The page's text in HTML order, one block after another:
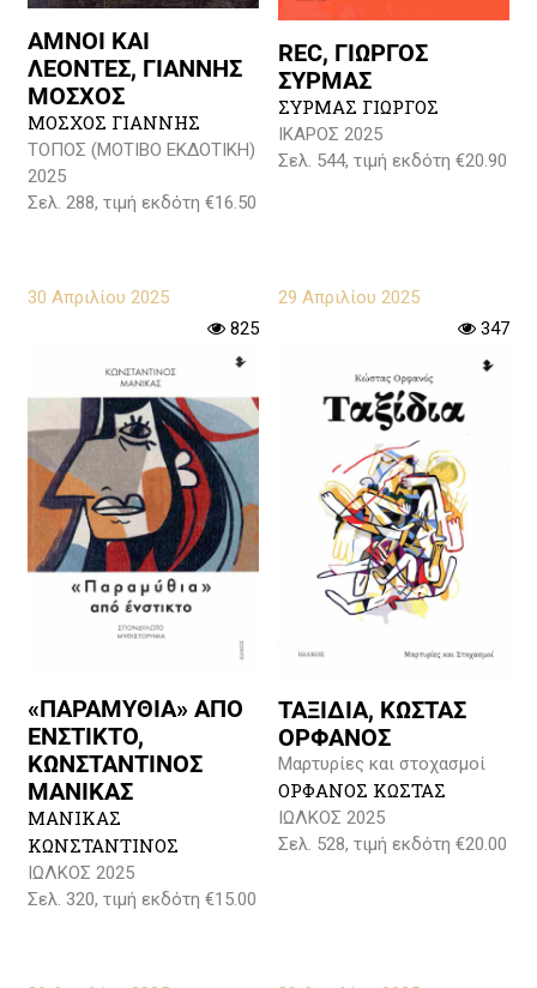
ΑΜΝΟΙ ΚΑΙ
ΛΕΟΝΤΕΣ, ΓΙΑΝΝΗΣ
ΜΟΣΧΟΣ
ΜΟΣΧΟΣ ΓΙΑΝΝΗΣ
ΤΟΠΟΣ (ΜΟΤΙΒΟ ΕΚΔΟΤΙΚΗ)
2025
Σελ. 288, τιμή εκδότη €16.50
REC, ΓΙΩΡΓΟΣ
ΣΥΡΜΑΣ
ΣΥΡΜΑΣ ΓΙΩΡΓΟΣ
ΙΚΑΡΟΣ 2025
Σελ. 544, τιμή εκδότη €20.90
30 Απριλίου 2025
825
«ΠΑΡΑΜΥΘΙΑ» ΑΠΟ
ΕΝΣΤΙΚΤΟ,
ΚΩΝΣΤΑΝΤΙΝΟΣ
ΜΑΝΙΚΑΣ
ΜΑΝΙΚΑΣ
ΚΩΝΣΤΑΝΤΙΝΟΣ
ΙΩΛΚΟΣ 2025
Σελ. 320, τιμή εκδότη €15.00
29 Απριλίου 2025
347
ΤΑΞΙΔΙΑ, ΚΩΣΤΑΣ
ΟΡΦΑΝΟΣ
Μαρτυρίες και στοχασμοί
ΟΡΦΑΝΟΣ ΚΩΣΤΑΣ
ΙΩΛΚΟΣ 2025
Σελ. 528, τιμή εκδότη €20.00